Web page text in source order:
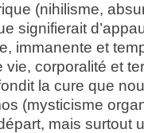
(nihilisme,
signifierait
immanente et
corporalité et
la cure que
(mysticisme
mais surtout